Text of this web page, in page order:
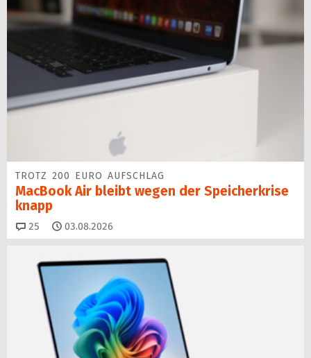
TROTZ 200 EURO AUFSCHLAG
MacBook Air bleibt wegen der Speicherkrise
knapp
25 Kommentare
03.08.2026